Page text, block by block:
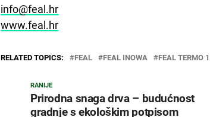
info@feal.hr
www.feal.hr
RELATED TOPICS: FEAL FEAL INOWA FEAL TERMO
RANIJE
Prirodna snaga drva – budućnost
gradnje s ekološkim potpisom